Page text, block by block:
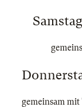
gemeinsam mit